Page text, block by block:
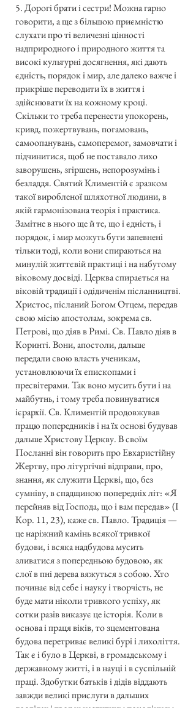
5. Дорогі брати і сестри! Можна гарно
говорити, а ще з більшою приємністю
слухати про ті величезні цінності
надприродного і природного життя та
високі культурні досягнення, які дають
єдність, порядок і мир, але далеко важче і
прикріше переводити їх в життя і
здійснювати їх на кожному кроці.
Скільки то треба перенести упокорень,
кривд, пожертвувань, погамовань,
самоопанувань, самоперемог, замовчати і
підчинитися, щоб не поставало лихо
заворушень, згіршень, непорозумінь і
безладдя. Святий Климентій є зразком
такої виробленої шляхотної людини, в
якій гармонізована теорія і практика.
Замітне в нього ще й те, що і єдність, і
порядок, і мир можуть бути запевнені
тільки тоді, коли вони спираються на
минулій життєвій практиці і на набутому
віковому досвіді. Церква спирається на
віковій традиції і одідиченім післанництві.
Христос, післаний Богом Отцем, передав
свою місію апостолам, зокрема св.
Петрові, що діяв в Римі. Св. Павло діяв в
Коринті. Вони, апостоли, дальше
передали свою власть ученикам,
установлюючи їх єпископами і
пресвітерами. Так воно мусить бути і на
майбутнь, і тому треба повинуватися
ієрархії. Св. Климентій продовжував
працю попередників і на їх основі будував
дальше Христову Церкву. В своїм
Посланні він говорить про Евхаристійну
Жертву, про літургічні відправи, про,
знання, як служити Церкві, що, без
сумніву, в спадщиною попередніх літ: «Я
перейняв від Господа, що і вам передав» (І
Кор. 11, 23), каже св. Павло. Традиція —
це наріжний камінь всякої тривкої
будови, і всяка надбудова мусить
зливатися з попередньою будовою, як
слої в пні дерева вяжуться з собою. Хто
починає від себе і науку і творчість, не
буде мати ніколи тривкого успіху, як
сотки разів виказує це історія. Коли в
основа і праця віків, то зцементована
будова перетриває великі бурі і лихоліття.
Так є і було в Церкві, в громадському і
державному житті, і в науці і в суспільній
праці. Здобутки батьків і дідів віддають
завжди великі прислуги в дальших